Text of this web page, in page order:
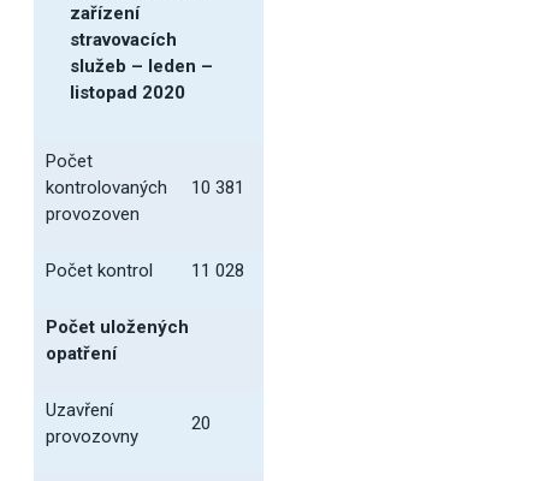
zařízení
stravovacích
služeb – leden –
listopad 2020
Počet
kontrolovaných
provozoven
10 381
Počet kontrol 11 028
Počet uložených
opatření
Uzavření
provozovny
20